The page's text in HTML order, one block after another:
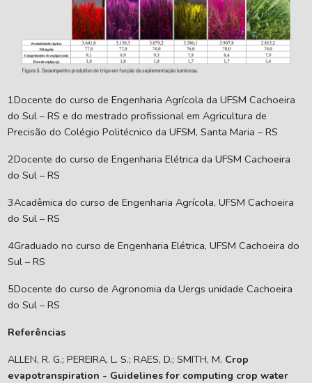
1Docente do curso de Engenharia Agrícola da UFSM Cachoeira
do Sul – RS e do mestrado profissional em Agricultura de
Precisão do Colégio Politécnico da UFSM, Santa Maria – RS
2Docente do curso de Engenharia Elétrica da UFSM Cachoeira
do Sul – RS
3Acadêmica do curso de Engenharia Agrícola, UFSM Cachoeira
do Sul – RS
4Graduado no curso de Engenharia Elétrica, UFSM Cachoeira do
Sul – RS
5Docente do curso de Agronomia da Uergs unidade Cachoeira
do Sul – RS
Referências
ALLEN, R. G.; PEREIRA, L. S.; RAES, D.; SMITH, M. Crop
evapotranspiration - Guidelines for computing crop water